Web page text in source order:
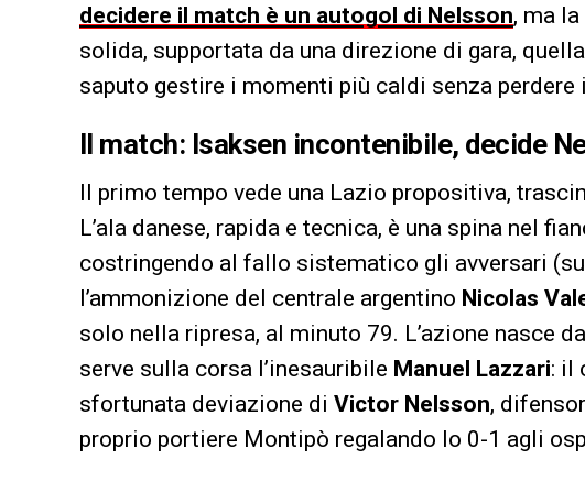
decidere il match è un autogol di Nelsson, ma
solida, supportata da una direzione di gara,
saputo gestire i momenti più caldi senza
Il match: Isaksen incontenibile, decide
Il primo tempo vede una Lazio propositiva,
L’ala danese, rapida e tecnica, è una spina nel
costringendo al fallo sistematico gli avversari
l’ammonizione del centrale argentino Nicolas
solo nella ripresa, al minuto 79. L’azione nasce
serve sulla corsa l’inesauribile Manuel Lazzari: il
sfortunata deviazione di Victor Nelsson,
proprio portiere Montipò regalando lo 0-1 agli